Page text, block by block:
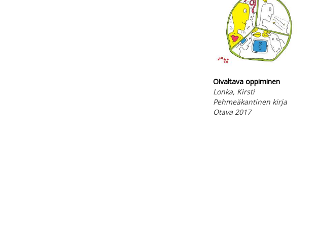
Oivaltava oppiminen
Lonka, Kirsti
Pehmeäkantinen kirja
Otava 2017